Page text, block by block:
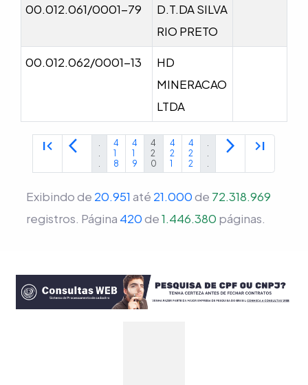
00.012.061/0001-79
D.T.DA SILVA
RIO PRETO
00.012.062/0001-13
HD
MINERACAO
LTDA
first_page arrow_back_ios
.
.
.
4
1
8
4
1
9
4
2
0
4
2
1
4
2
2
.
.
.
arrow_forward_ios last_page
Exibindo de 20.951 até 21.000de 72.318.969
registros. Página 420de1.446.380 páginas.